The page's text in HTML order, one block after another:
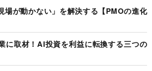
場が動かない」を解決する【PMOの進化
に取材！AI投資を利益に転換する三つの